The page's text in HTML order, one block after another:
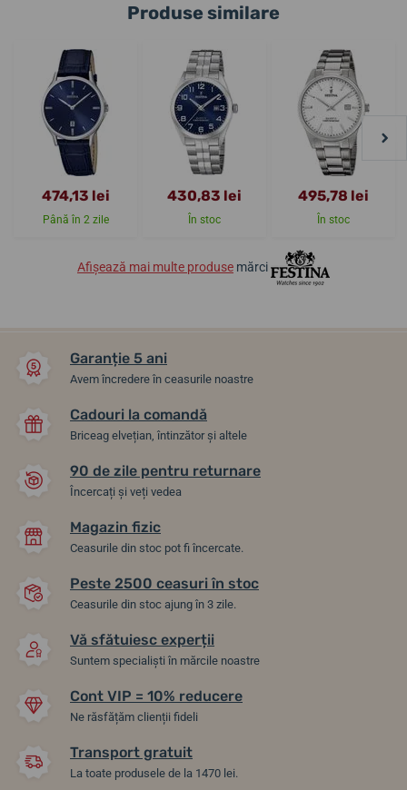
Produse similare
474,13 lei
Până în 2 zile
430,83 lei
În stoc
495,78 lei
În stoc
Afișează mai multe produse mărci
Garanție 5 ani
Avem încredere în ceasurile noastre
Cadouri la comandă
Briceag elvețian, întinzător și altele
90 de zile pentru returnare
Încercați și veți vedea
Magazin fizic
Ceasurile din stoc pot fi încercate.
Peste 2500 ceasuri în stoc
Ceasurile din stoc ajung în 3 zile.
Vă sfătuiesc experții
Suntem specialiști în mărcile noastre
Cont VIP = 10% reducere
Ne răsfățăm clienții fideli
Transport gratuit
La toate produsele de la 1470 lei.